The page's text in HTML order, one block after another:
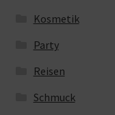
Kosmetik
Party
Reisen
Schmuck